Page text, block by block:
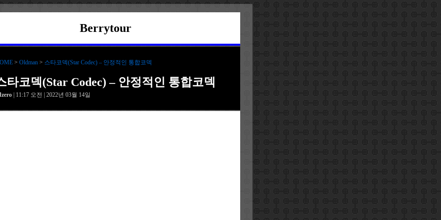
Berrytour
> Oldman > 스타코덱(Star Codec) – 안정적인 통합코덱
타코덱(Star Codec) – 안정적인 통합코덱
| 11:17 오전 | 2022년 03월 14일